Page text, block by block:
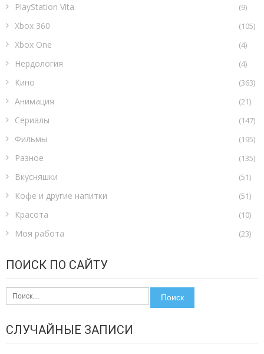
PlayStation Vita (9)
Xbox 360 (105)
Xbox One (4)
Нёрдология (4)
Кино (363)
Анимация (21)
Сериалы (147)
Фильмы (195)
Разное (135)
Вкусняшки (51)
Кофе и другие напитки (51)
Красота (10)
Моя работа (23)
ПОИСК ПО САЙТУ
Найти:
СЛУЧАЙНЫЕ ЗАПИСИ